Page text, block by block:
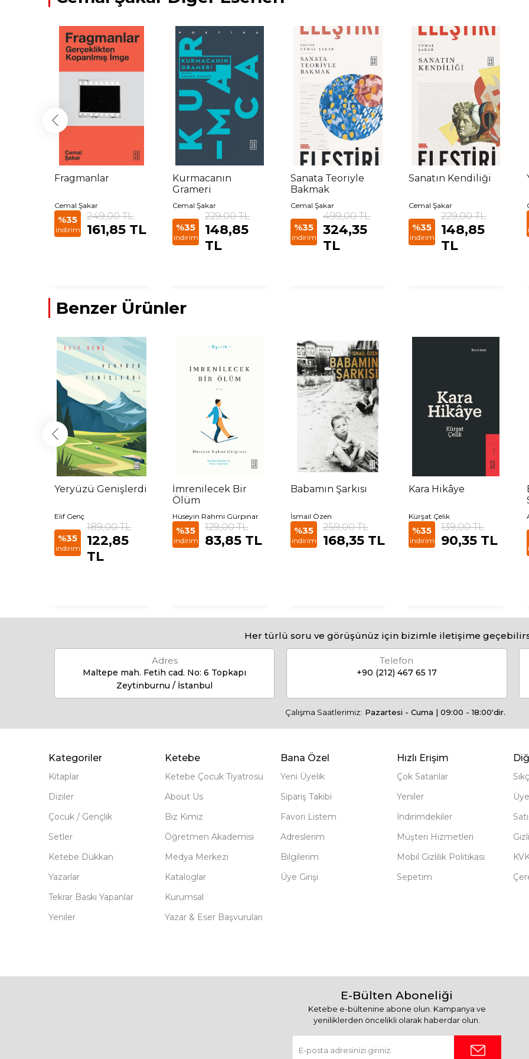
Fragmanlar
Cemal Şakar
%35
indirim
249,00 TL
161,85 TL
Kurmacanın
Grameri
Cemal Şakar
%35
indirim
229,00 TL
148,85
TL
Sanata Teoriyle
Bakmak
Cemal Şakar
%35
indirim
499,00 TL
324,35
TL
Sanatın Kendiliği
Cemal Şakar
%35
indirim
229,00 TL
148,85
TL
Benzer Ürünler
Yeryüzü Genişlerdi
Elif Genç
%35
indirim
189,00 TL
122,85
TL
İmrenilecek Bir
Ölüm
Hüseyin Rahmi Gürpınar
%35
indirim
129,00 TL
83,85 TL
Babamın Şarkısı
İsmail Özen
%35
indirim
259,00 TL
168,35 TL
Kara Hikâye
Kürşat Çelik
%35
indirim
139,00 TL
90,35 TL
Her türlü soru ve görüşünüz için bizimle iletişime
Adres
Maltepe mah. Fetih cad. No: 6 Topkapı
Zeytinburnu / İstanbul
Telefon
+90 (212) 467 65 17
Çalışma Saatlerimiz: Pazartesi - Cuma | 09:00 - 18:00'dir.
Kategoriler
Kitaplar
Diziler
Çocuk / Gençlik
Setler
Ketebe Dükkan
Yazarlar
Tekrar Baskı Yapanlar
Yeniler
Ketebe
Ketebe Çocuk Tiyatrosu
About Us
Biz Kimiz
Öğretmen Akademisi
Medya Merkezi
Kataloglar
Kurumsal
Yazar & Eser Başvuruları
Bana Özel
Yeni Üyelik
Sipariş Takibi
Favori Listem
Adreslerim
Bilgilerim
Üye Girişi
Hızlı Erişim
Çok Satanlar
Yeniler
İndirimdekiler
Müşteri Hizmetleri
Mobil Gizlilik Politikası
Sepetim
E-Bülten Aboneliği
Ketebe e-bültenine abone olun. Kampanya ve
yeniliklerden öncelikli olarak haberdar olun.